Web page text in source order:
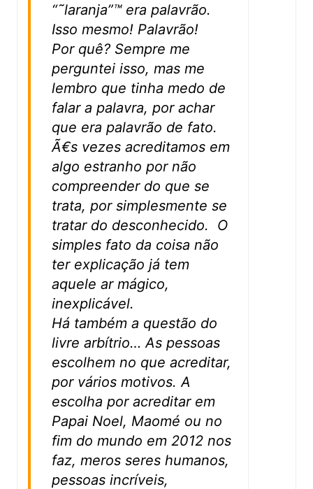
“˜laranja”™ era palavrão.
Isso mesmo! Palavrão!
Por quê? Sempre me
perguntei isso, mas me
lembro que tinha medo de
falar a palavra, por achar
que era palavrão de fato.
Ã€s vezes acreditamos em
algo estranho por não
compreender do que se
trata, por simplesmente se
tratar do desconhecido. O
simples fato da coisa não
ter explicação já tem
aquele ar mágico,
inexplicável.
Há também a questão do
livre arbítrio… As pessoas
escolhem no que acreditar,
por vários motivos. A
escolha por acreditar em
Papai Noel, Maomé ou no
fim do mundo em 2012 nos
faz, meros seres humanos,
pessoas incríveis,